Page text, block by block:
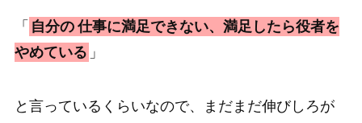
「 自分の 仕事に満足できない、満足したら役者を
やめている 」
と言っているくらいなので、まだまだ伸びしろが